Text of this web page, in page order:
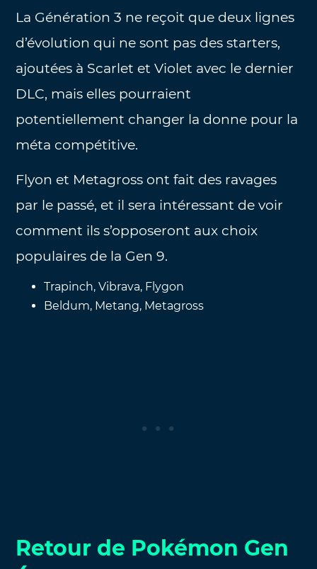
La Génération 3 ne reçoit que deux lignes
d’évolution qui ne sont pas des starters,
ajoutées à Scarlet et Violet avec le dernier
DLC, mais elles pourraient
potentiellement changer la donne pour la
méta compétitive.
Flyon et Metagross ont fait des ravages
par le passé, et il sera intéressant de voir
comment ils s’opposeront aux choix
populaires de la Gen 9.
Trapinch, Vibrava, Flygon
Beldum, Metang, Metagross
Retour de Pokémon Gen